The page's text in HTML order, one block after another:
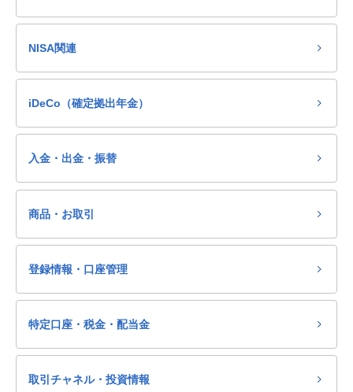
NISA関連
iDeCo（確定拠出年金）
入金・出金・振替
商品・お取引
登録情報・口座管理
特定口座・税金・配当金
取引チャネル・投資情報